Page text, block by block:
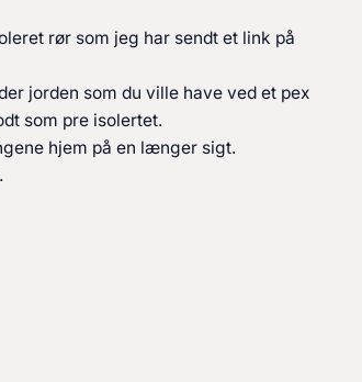
rør som jeg har sendt et link på
jorden som du ville have ved et pex
som pre isolertet.
hjem på en længer sigt.